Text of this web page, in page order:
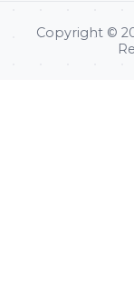
Copyright ©